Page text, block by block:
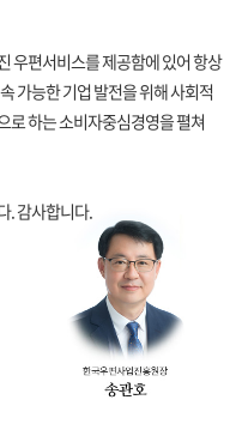
우편서비스를 제공함에 있어 항상
가능한 기업 발전을 위해 사회적
로 하는 소비자중심경영을 펼쳐
. 감사합니다.